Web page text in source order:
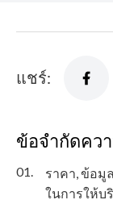
แชร์:
ข้อจำกัดคว
01.
ราคา, ข้อมู
ในการให้บ